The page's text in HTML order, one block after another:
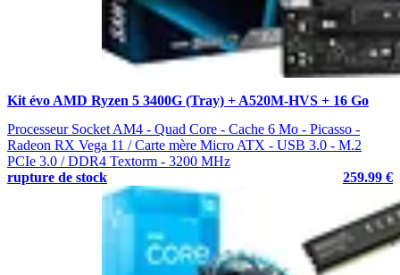
Kit évo AMD Ryzen 5 3400G (Tray) + A520M-HVS + 16 Go
Processeur Socket AM4 - Quad Core - Cache 6 Mo - Picasso -
Radeon RX Vega 11 / Carte mère Micro ATX - USB 3.0 - M.2
PCIe 3.0 / DDR4 Textorm - 3200 MHz
rupture de stock
259.99 €